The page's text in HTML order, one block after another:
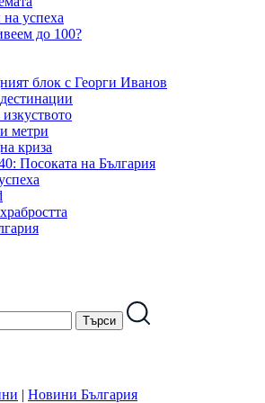
успеха
до 100?
блок с Георги Иванов
метри
криза
Посоката на България
| Новини България